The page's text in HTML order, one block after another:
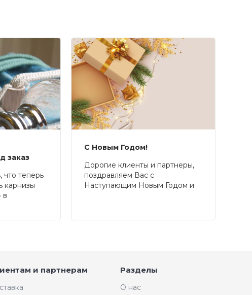
заказ
теперь
карнизы
в
С Новым Годом!
Дорогие клиенты и партнеры,
поздравляем Вас с
Наступающим Новым Годом и
и партнерам Разделы
О нас